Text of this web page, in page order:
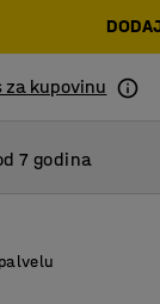
za kupovinu
7 godina